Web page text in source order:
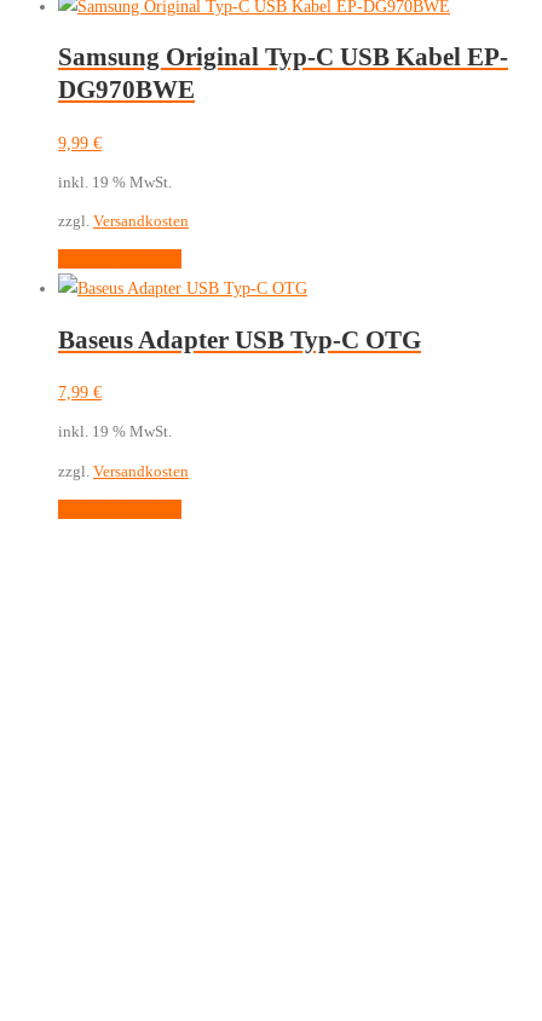
Samsung Original Typ-C USB Kabel EP-
DG970BWE
9,99 €
inkl. 19 % MwSt.
zzgl. Versandkosten
Baseus Adapter USB Typ-C OTG
7,99 €
inkl. 19 % MwSt.
zzgl. Versandkosten